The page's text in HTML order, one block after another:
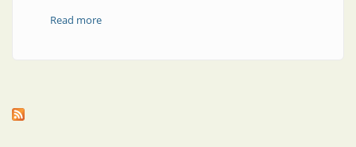
Read moreabout Inversores | Diseño e implementación de